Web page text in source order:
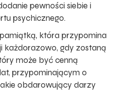
pewności siebie i
psychicznego.
która przypomina
każdorazowo, gdy zostaną
może być cenną
przypominającym o
obdarowujący darzy